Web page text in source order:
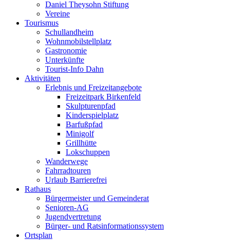
Daniel Theysohn Stiftung
Vereine
Tourismus
Schullandheim
Wohnmobilstellplatz
Gastronomie
Unterkünfte
Tourist-Info Dahn
Aktivitäten
Erlebnis und Freizeitangebote
Freizeitpark Birkenfeld
Skulpturenpfad
Kinderspielplatz
Barfußpfad
Minigolf
Grillhütte
Lokschuppen
Wanderwege
Fahrradtouren
Urlaub Barrierefrei
Rathaus
Bürgermeister und Gemeinderat
Senioren-AG
Jugendvertretung
Bürger- und Ratsinformationssystem
Ortsplan